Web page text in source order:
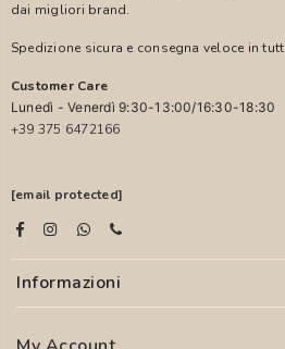
dai migliori brand.
Spedizione sicura e consegna veloce in
Customer Care
Lunedì - Venerdì 9:30-13:00/16:30-18:30
+39 375 6472166
[email protected]
Informazioni